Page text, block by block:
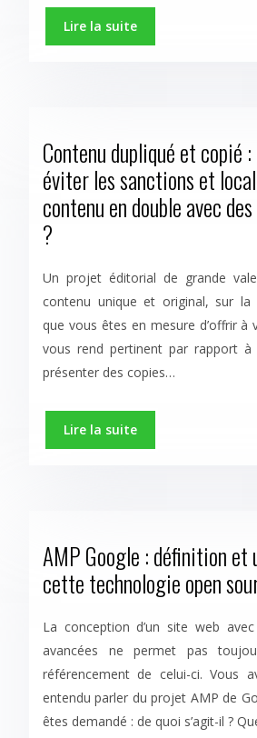
Lire la suite
Contenu dupliqué et copié
éviter les sanctions et
contenu en double avec
?
Un projet éditorial de grande
contenu unique et original, sur la
que vous êtes en mesure d’offrir à
vous rend pertinent par rapport à
présenter des copies…
Lire la suite
AMP Google : définition
cette technologie open
La conception d’un site web
avancées ne permet pas
référencement de celui-ci. Vous
entendu parler du projet AMP de
êtes demandé : de quoi s’agit-il ?